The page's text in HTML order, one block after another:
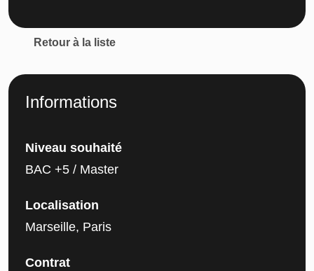
Retour à la liste
Informations
Niveau souhaité
BAC +5 / Master
Localisation
Marseille, Paris
Contrat